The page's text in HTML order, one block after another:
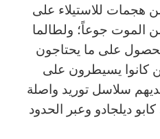
هجمات للاستيلاء على
الموت جوعاً؛ ولطالما
على ما يحتاجون
كانوا يسيطرون على
سلاسل توريد واصلة
ديلجادو وعبر الحدود